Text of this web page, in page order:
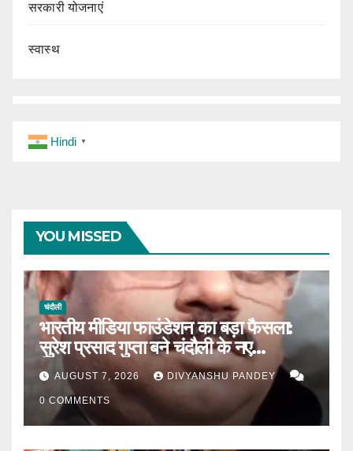
सरकारी योजनाएं
स्वास्थ
Hindi ▼
YOU MISSED
चंदौली
भारतीय मीडिया फाउंडेशन का बड़ा फैसला:
सुरेश प्रसाद गुप्ता बने चंदौली के नए
जिलाध्यक्ष|
AUGUST 7, 2026 DIVYANSHU PANDEY
0 COMMENTS